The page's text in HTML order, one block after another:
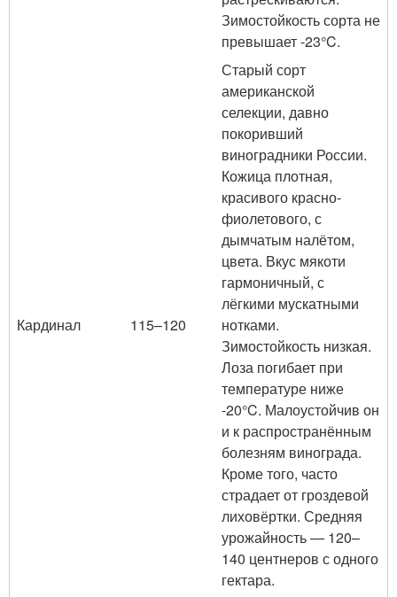
Зимостойкость сорта не
превышает -23°C.
Кардинал 115–120
Старый сорт
американской
селекции, давно
покоривший
виноградники России.
Кожица плотная,
красивого красно-
фиолетового, с
дымчатым налётом,
цвета. Вкус мякоти
гармоничный, с
лёгкими мускатными
нотками.
Зимостойкость низкая.
Лоза погибает при
температуре ниже
-20°C. Малоустойчив он
и к распространённым
болезням винограда.
Кроме того, часто
страдает от гроздевой
лиховёртки. Средняя
урожайность — 120–
140 центнеров с одного
гектара.